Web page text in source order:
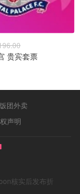
贵宾套票
饭团外卖
声明
核实后发布折